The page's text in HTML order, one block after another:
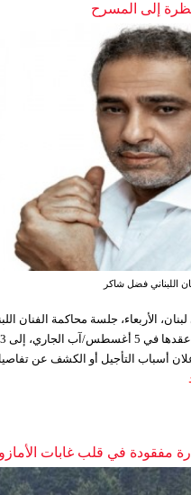
إلى المسرح
اللبناني فضل شاكر
الأربعاء، جلسة محاكمة الفنان
فضل شاكر، التي
أسباب التأجيل أو الكشف عن
مفقودة في قلب غابات